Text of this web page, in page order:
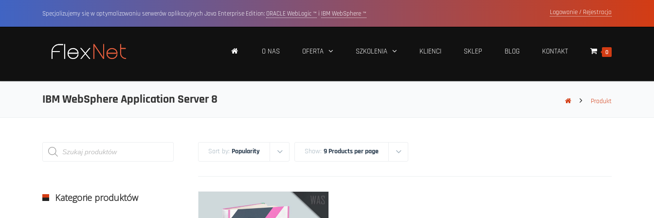
Specjalizujemy się w optymalizowaniu serwerów aplikacyjnych Java Enterprise Edition: ORACLE WebLogic ™ i IBM WebSphere ™ Logowanie / Rejestracja
0
O NAS OFERTA SZKOLENIA KLIENCI SKLEP BLOG KONTAKT
IBM WebSphere Application Server 8 Produkt
Sort by: Popularity Show: 9 Products per page
Wyszukiwarka
produktów
Kategorie produktów